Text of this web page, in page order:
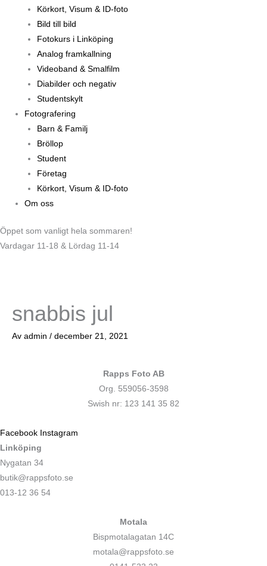
Körkort, Visum & ID-foto
Bild till bild
Fotokurs i Linköping
Analog framkallning
Videoband & Smalfilm
Diabilder och negativ
Studentskylt
Fotografering
Barn & Familj
Bröllop
Student
Företag
Körkort, Visum & ID-foto
Om oss
Öppet som vanligt hela sommaren!
Vardagar 11-18 & Lördag 11-14
snabbis jul
Av admin / december 21, 2021
Rapps Foto AB
Org. 559056-3598
Swish nr: 123 141 35 82
Facebook Instagram
Linköping
Nygatan 34
butik@rappsfoto.se
013-12 36 54
Motala
Bispmotalagatan 14C
motala@rappsfoto.se